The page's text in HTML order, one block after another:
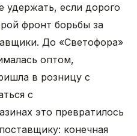
удержать, если дорого
фронт борьбы за
До «Светофора»
оптом,
в розницу с
с
это превратилось
конечная